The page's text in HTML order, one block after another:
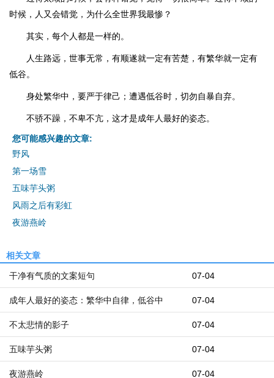
时候，人又会错觉，为什么全世界我最惨？
其实，每个人都是一样的。
人生路远，世事无常，有顺遂就一定有苦楚，有繁华就一定有
低谷。
身处繁华中，要严于律己；遭遇低谷时，切勿自暴自弃。
不骄不躁，不卑不亢，这才是成年人最好的姿态。
您可能感兴趣的文章:
野风
第一场雪
五味芋头粥
风雨之后有彩虹
夜游燕岭
相关文章
07-04
干净有气质的文案短句
07-04
成年人最好的姿态：繁华中自律，低谷中
07-04
不太悲情的影子
07-04
五味芋头粥
07-04
夜游燕岭